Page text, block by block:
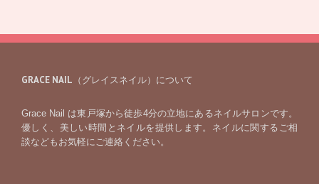
GRACE NAIL（グレイスネイル）について
Grace Nail は東戸塚から徒歩4分の立地にあるネイルサロンです。
優しく、美しい時間とネイルを提供します。ネイルに関するご相
談などもお気軽にご連絡ください。